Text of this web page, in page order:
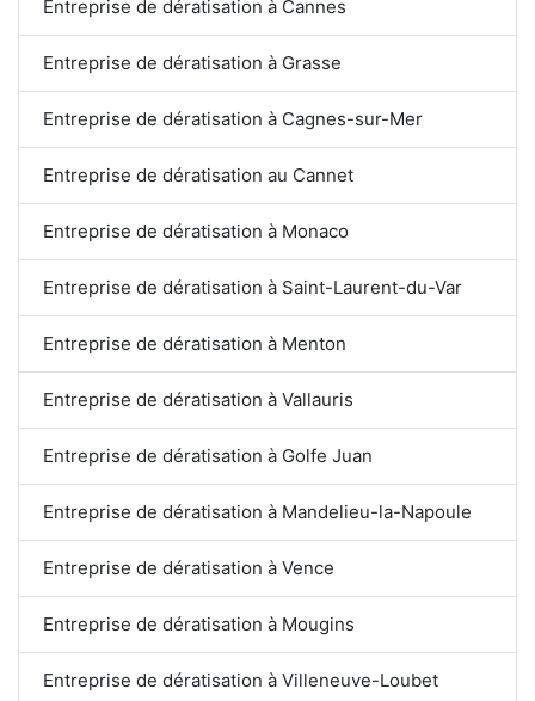
Entreprise de dératisation à Cannes
Entreprise de dératisation à Grasse
Entreprise de dératisation à Cagnes-sur-Mer
Entreprise de dératisation au Cannet
Entreprise de dératisation à Monaco
Entreprise de dératisation à Saint-Laurent-du-Var
Entreprise de dératisation à Menton
Entreprise de dératisation à Vallauris
Entreprise de dératisation à Golfe Juan
Entreprise de dératisation à Mandelieu-la-Napoule
Entreprise de dératisation à Vence
Entreprise de dératisation à Mougins
Entreprise de dératisation à Villeneuve-Loubet